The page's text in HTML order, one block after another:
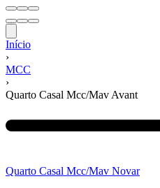
Início
›
MCC
›
Quarto Casal Mcc/Mav Avant
de
produtos
product:
Quarto Casal Mcc/Mav Novar